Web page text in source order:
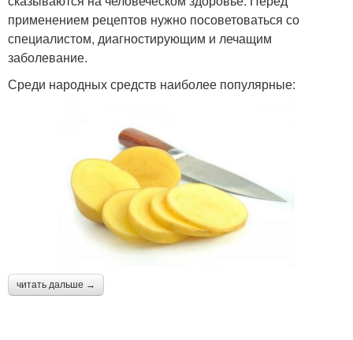
применением рецептов нужно посоветоваться со
специалистом, диагностирующим и лечащим
заболевание.
Среди народных средств наиболее популярные:
читать дальше →